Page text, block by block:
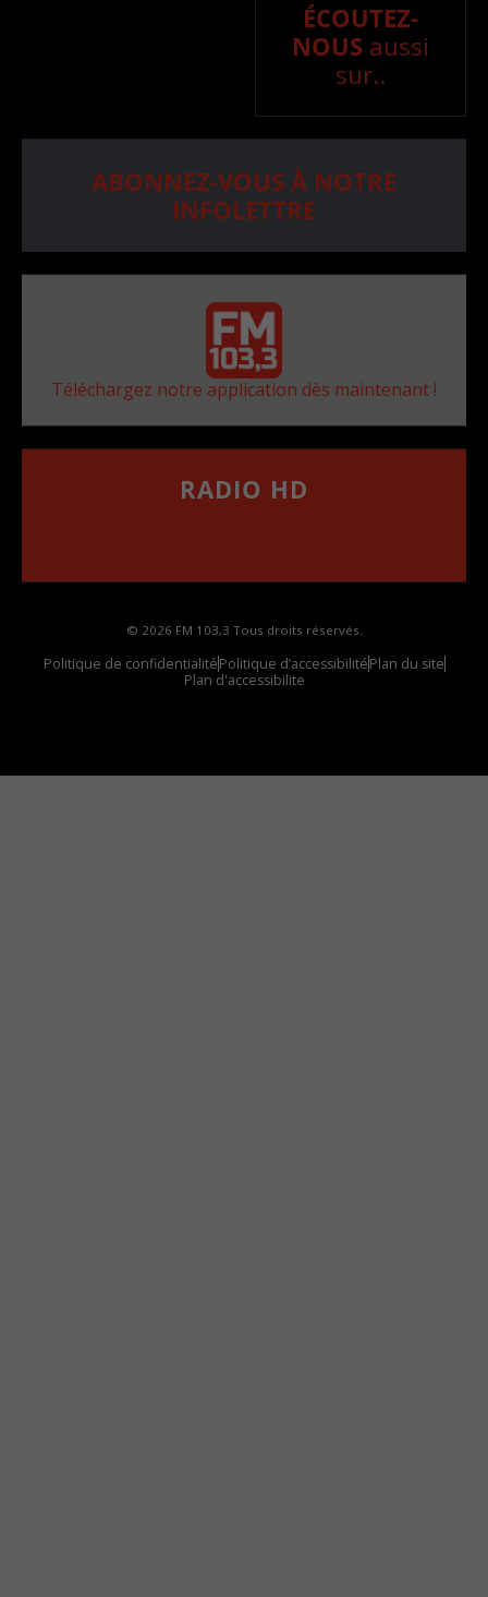
ÉCOUTEZ-
NOUS aussi
sur..
ABONNEZ-VOUS À NOTRE
INFOLETTRE
Téléchargez notre application dès maintenant !
RADIO HD
© 2026 FM 103,3 Tous droits réservés.
Politique de confidentialitéPolitique d’accessibilitéPlan du site
Plan d'accessibilite